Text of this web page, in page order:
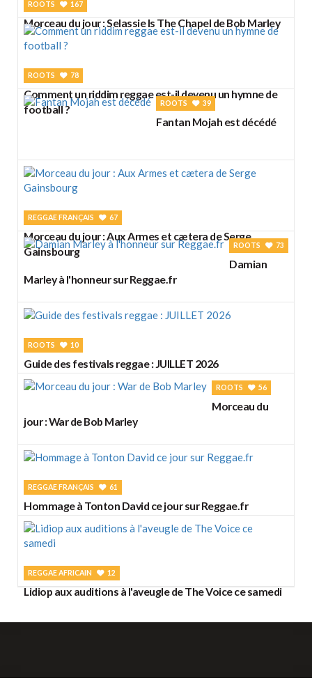
ROOTS 167
Morceau du jour : Selassie Is The Chapel de Bob Marley
ROOTS 78
Comment un riddim reggae est-il devenu un hymne de
football ?
ROOTS 39
Fantan Mojah est décédé
REGGAE FRANÇAIS 67
Morceau du jour : Aux Armes et cætera de Serge
Gainsbourg
ROOTS 73
Damian
Marley à l'honneur sur Reggae.fr
ROOTS 10
Guide des festivals reggae : JUILLET 2026
ROOTS 56
Morceau du
jour : War de Bob Marley
REGGAE FRANÇAIS 61
Hommage à Tonton David ce jour sur Reggae.fr
REGGAE AFRICAIN 12
Lidiop aux auditions à l'aveugle de The Voice ce samedi